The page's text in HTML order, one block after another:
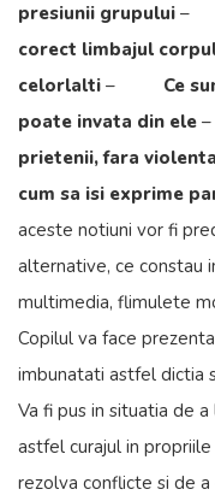
presiunii grupului
corect limbajul
celorlalti – Ce
poate invata din ele
prietenii, fara violenta
cum sa isi exprime
aceste notiuni vor fi
alternative, ce constau
multimedia, flimulete
Copilul va face
imbunatati astfel dictia
Va fi pus in situatia de
astfel curajul in
rezolva conflicte si de